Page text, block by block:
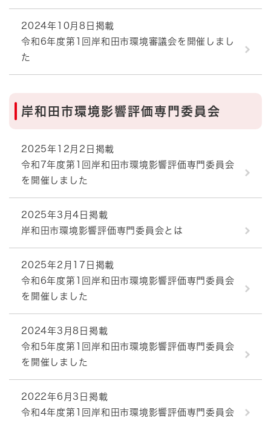
2024年10月8日掲載
令和6年度第1回岸和田市環境審議会を開催しまし
た
岸和田市環境影響評価専門委員会
2025年12月2日掲載
令和7年度第1回岸和田市環境影響評価専門委員会
を開催しました
2025年3月4日掲載
岸和田市環境影響評価専門委員会とは
2025年2月17日掲載
令和6年度第1回岸和田市環境影響評価専門委員会
を開催しました
2024年3月8日掲載
令和5年度第1回岸和田市環境影響評価専門委員会
を開催しました
2022年6月3日掲載
令和4年度第1回岸和田市環境影響評価専門委員会